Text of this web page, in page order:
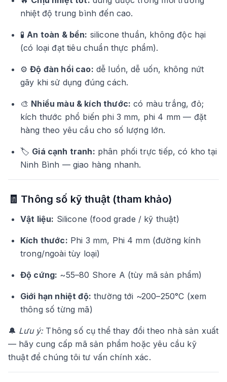
nhiệt độ trung bình đến cao.
🧪 An toàn & bền: silicone thuần, không độc hại
(có loại đạt tiêu chuẩn thực phẩm).
⚙️Độ đàn hồi cao: dễ luồn, dễ uốn, không nứt
gãy khi sử dụng đúng cách.
🎨 Nhiều màu & kích thước: có màu trắng, đỏ;
kích thước phổ biến phi 3 mm, phi 4 mm — đặt
hàng theo yêu cầu cho số lượng lớn.
🏷️ Giá cạnh tranh: phân phối trực tiếp, có kho tại
Ninh Bình — giao hàng nhanh.
🧾 Thông số kỹ thuật (tham khảo)
Vật liệu: Silicone (food grade / kỹ thuật)
Kích thước: Phi 3 mm, Phi 4 mm (đường kính
trong/ngoài tùy loại)
Độ cứng: ~55–80 Shore A (tùy mã sản phẩm)
Giới hạn nhiệt độ: thường tới ~200–250°C (xem
thông số từng mã)
🔔 Lưu ý:Thông số cụ thể thay đổi theo nhà sản xuất
— hãy cung cấp mã sản phẩm hoặc yêu cầu kỹ
thuật để chúng tôi tư vấn chính xác.